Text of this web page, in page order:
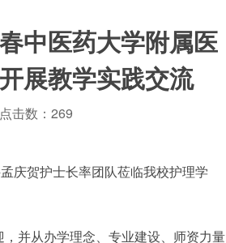
中医药大学附属医
展教学实践交流
点击数： 269
庆贺护士长率团队莅临我校护理学
并从办学理念、专业建设、师资力量